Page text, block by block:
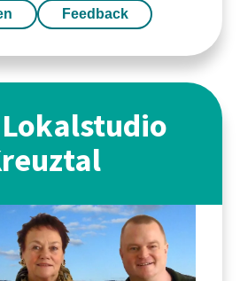
Feedback